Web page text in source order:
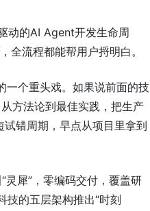
动的AI Agent开发生命周
全流程都能帮用户捋明白。
一个重头戏。如果说前面的技
方法论到最佳实践，把生产
错周期，早点从项目里拿到
犀”，零编码交付，覆盖研
的五层架构推出“时刻